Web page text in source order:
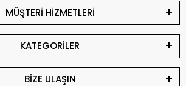
MÜŞTERİ HİZMETLERİ
KATEGORİLER
BİZE ULAŞIN